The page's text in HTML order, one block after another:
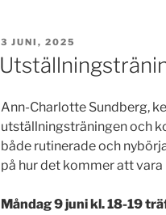
PUBLICERAT
3 JUNI, 2025
Ann-Charlotte Sundberg,
utställningsträningen och
både rutinerade och
på hur det kommer att
Måndag 9 juni kl. 18-19